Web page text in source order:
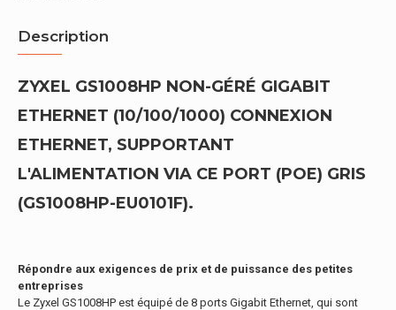
Description
ZYXEL GS1008HP NON-GÉRÉ GIGABIT
ETHERNET (10/100/1000) CONNEXION
ETHERNET, SUPPORTANT
L'ALIMENTATION VIA CE PORT (POE) GRIS
(GS1008HP-EU0101F).
Répondre aux exigences de prix et de puissance des petites
entreprises
Le Zyxel GS1008HP est équipé de 8 ports Gigabit Ethernet, qui sont